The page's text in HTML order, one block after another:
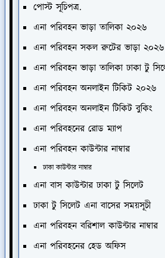
পোস্ট সূচিপত্র.
এনা পরিবহন ভাড়া তালিকা ২০২৬
এনা পরিবহন সকল রুটের ভাড়া ২০২৬
এনা পরিবহন ভাড়া তালিকা ঢাকা টু
এনা পরিবহন অনলাইন টিকিট ২০২৬
এনা পরিবহন অনলাইন টিকিট বুকিং
এনা পরিবহনের রোড ম্যাপ
এনা পরিবহন কাউন্টার নাম্বার
ঢাকা কাউন্টার নাম্বার
এনা বাস কাউন্টার ঢাকা টু সিলেট
ঢাকা টু সিলেট এনা বাসের সময়সূচী
এনা পরিবহন বরিশাল কাউন্টার নাম্বার
এনা পরিবহনের হেড অফিস